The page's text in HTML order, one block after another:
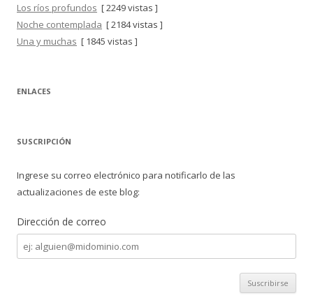
Los ríos profundos [ 2249 vistas ]
Noche contemplada [ 2184 vistas ]
Una y muchas [ 1845 vistas ]
ENLACES
SUSCRIPCIÓN
Ingrese su correo electrónico para notificarlo de las
actualizaciones de este blog:
Dirección de correo
Dirección
de
correo